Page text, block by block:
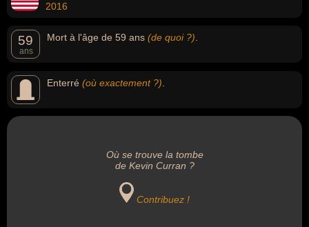
2016
59
ans
Mort à l'âge de 59 ans (de quoi ?)
Enterré (où exactement ?)
Où se trouve la tombe
de Kevin Curran ?
Contribuez !